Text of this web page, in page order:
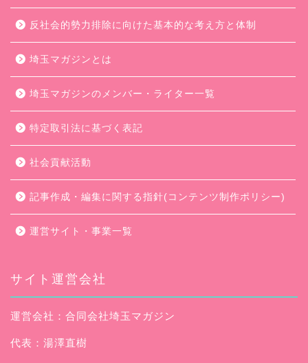
反社会的勢力排除に向けた基本的な考え方と体制
埼玉マガジンとは
埼玉マガジンのメンバー・ライター一覧
特定取引法に基づく表記
社会貢献活動
記事作成・編集に関する指針(コンテンツ制作ポリシー)
運営サイト・事業一覧
サイト運営会社
運営会社：合同会社埼玉マガジン
代表：湯澤直樹